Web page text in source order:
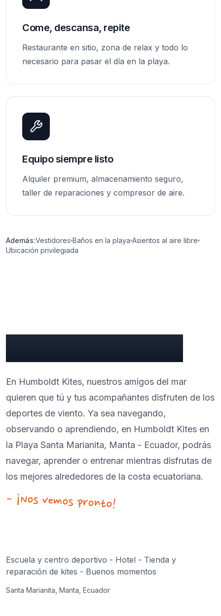
Come, descansa, repite
Restaurante en sitio, zona de relax y todo lo
necesario para pasar el día en la playa.
Equipo siempre listo
Alquiler premium, almacenamiento seguro,
taller de reparaciones y compresor de aire.
Además:Vestidores Baños en la playa Asientos al aire libre
Ubicación privilegiada
En Humboldt Kites, nuestros amigos del mar
quieren que tú y tus acompañantes disfruten de los
deportes de viento. Ya sea navegando,
observando o aprendiendo, en Humboldt Kites en
la Playa Santa Marianita, Manta - Ecuador, podrás
navegar, aprender o entrenar mientras disfrutas de
los mejores alrededores de la costa ecuatoriana.
– ¡Nos vemos pronto!
Escuela y centro deportivo - Hotel - Tienda y
reparación de kites - Buenos momentos
Santa Marianita, Manta, Ecuador